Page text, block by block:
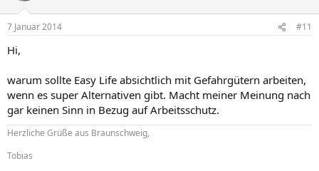
7 Januar 2014 #11
Hi,
warum sollte Easy Life absichtlich mit Gefahrgütern arbeiten,
wenn es super Alternativen gibt. Macht meiner Meinung nach
gar keinen Sinn in Bezug auf Arbeitsschutz.
Herzliche Grüße aus Braunschweig,
Tobias